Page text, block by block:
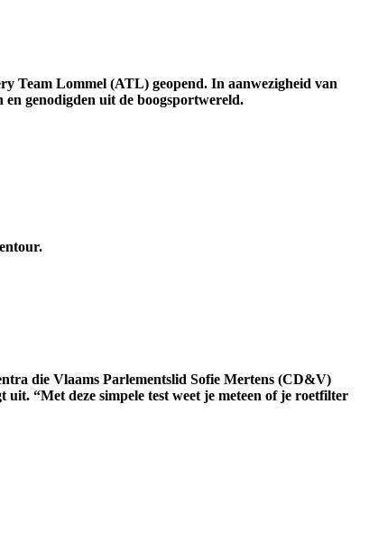
Team Lommel (ATL) geopend. In aanwezigheid van
genodigden uit de boogsportwereld.
die Vlaams Parlementslid Sofie Mertens (CD&V)
“Met deze simpele test weet je meteen of je roetfilter